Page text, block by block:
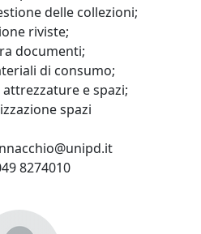
delle collezioni;
riviste;
documenti;
di consumo;
e spazi;
spazi
8274010